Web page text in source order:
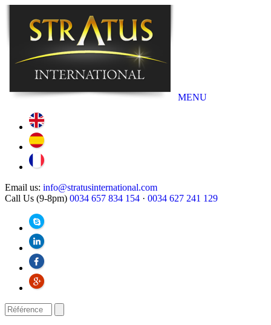
MENU
Email us: info@stratusinternational.com
Call Us (9-8pm) 0034 657 834 154 · 0034 627 241 129